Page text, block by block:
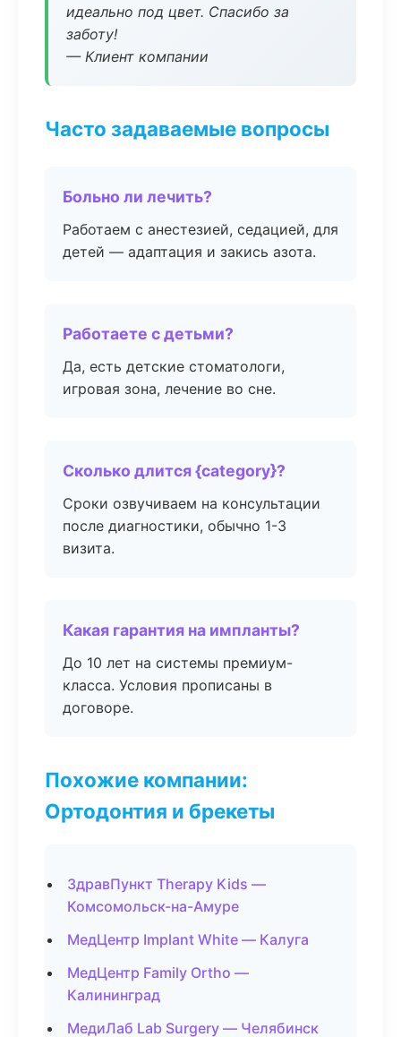
идеально под цвет. Спасибо за
заботу!
— Клиент компании
Часто задаваемые вопросы
Больно ли лечить?
Работаем с анестезией, седацией, для
детей — адаптация и закись азота.
Работаете с детьми?
Да, есть детские стоматологи,
игровая зона, лечение во сне.
Сколько длится {category}?
Сроки озвучиваем на консультации
после диагностики, обычно 1-3
визита.
Какая гарантия на импланты?
До 10 лет на системы премиум-
класса. Условия прописаны в
договоре.
Похожие компании:
Ортодонтия и брекеты
ЗдравПункт Therapy Kids —
Комсомольск-на-Амуре
МедЦентр Implant White — Калуга
МедЦентр Family Ortho —
Калининград
МедиЛаб Lab Surgery — Челябинск